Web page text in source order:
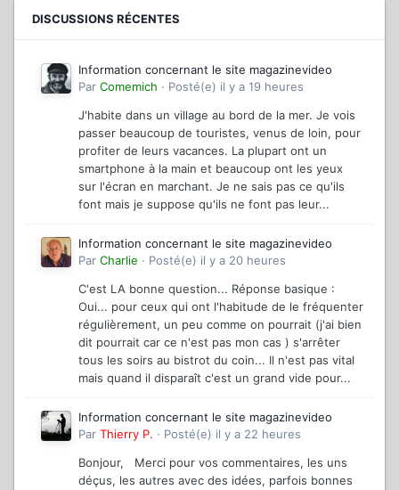
DISCUSSIONS RÉCENTES
Information concernant le site magazinevideo
Par Comemich · Posté(e) il y a 19 heures
J'habite dans un village au bord de la mer. Je vois
passer beaucoup de touristes, venus de loin, pour
profiter de leurs vacances. La plupart ont un
smartphone à la main et beaucoup ont les yeux
sur l'écran en marchant. Je ne sais pas ce qu'ils
font mais je suppose qu'ils ne font pas leur...
Information concernant le site magazinevideo
Par Charlie · Posté(e) il y a 20 heures
C'est LA bonne question... Réponse basique :
Oui... pour ceux qui ont l'habitude de le fréquenter
régulièrement, un peu comme on pourrait (j'ai bien
dit pourrait car ce n'est pas mon cas ) s'arrêter
tous les soirs au bistrot du coin... Il n'est pas vital
mais quand il disparaît c'est un grand vide pour...
Information concernant le site magazinevideo
Par Thierry P. · Posté(e) il y a 22 heures
Bonjour, Merci pour vos commentaires, les uns
déçus, les autres avec des idées, parfois bonnes